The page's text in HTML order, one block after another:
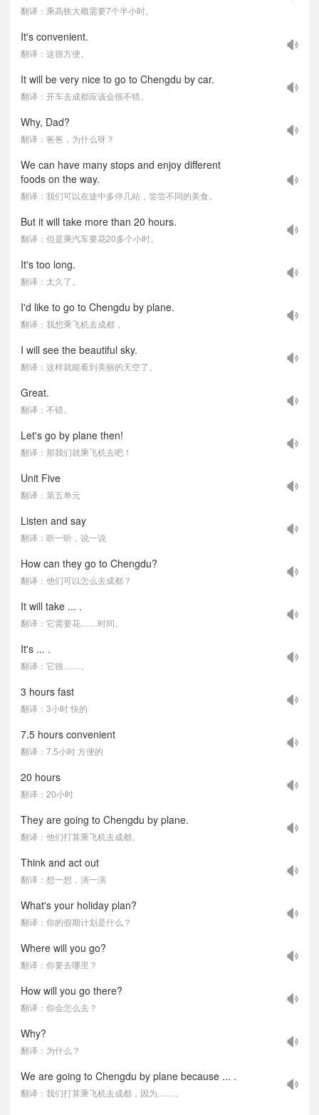
翻译：乘高铁大概需要7个半小时。
It's convenient.
翻译：这很方便。
It will be very nice to go to Chengdu by car.
翻译：开车去成都应该会很不错。
Why, Dad?
翻译：爸爸，为什么呀？
We can have many stops and enjoy different
foods on the way.
翻译：我们可以在途中多停几站，尝尝不同的美食。
But it will take more than 20 hours.
翻译：但是乘汽车要花20多个小时。
It's too long.
翻译：太久了。
I'd like to go to Chengdu by plane.
翻译：我想乘飞机去成都，
I will see the beautiful sky.
翻译：这样就能看到美丽的天空了。
Great.
翻译：不错。
Let's go by plane then!
翻译：那我们就乘飞机去吧！
Unit Five
翻译：第五单元
Listen and say
翻译：听一听，说一说
How can they go to Chengdu?
翻译：他们可以怎么去成都？
It will take ... .
翻译：它需要花……时间。
It's ... .
翻译：它很……。
3 hours fast
翻译：3小时 快的
7.5 hours convenient
翻译：7.5小时 方便的
20 hours
翻译：20小时
They are going to Chengdu by plane.
翻译：他们打算乘飞机去成都。
Think and act out
翻译：想一想，演一演
What's your holiday plan?
翻译：你的假期计划是什么？
Where will you go?
翻译：你要去哪里？
How will you go there?
翻译：你会怎么去？
Why?
翻译：为什么？
We are going to Chengdu by plane because ... .
翻译：我们打算乘飞机去成都，因为……。